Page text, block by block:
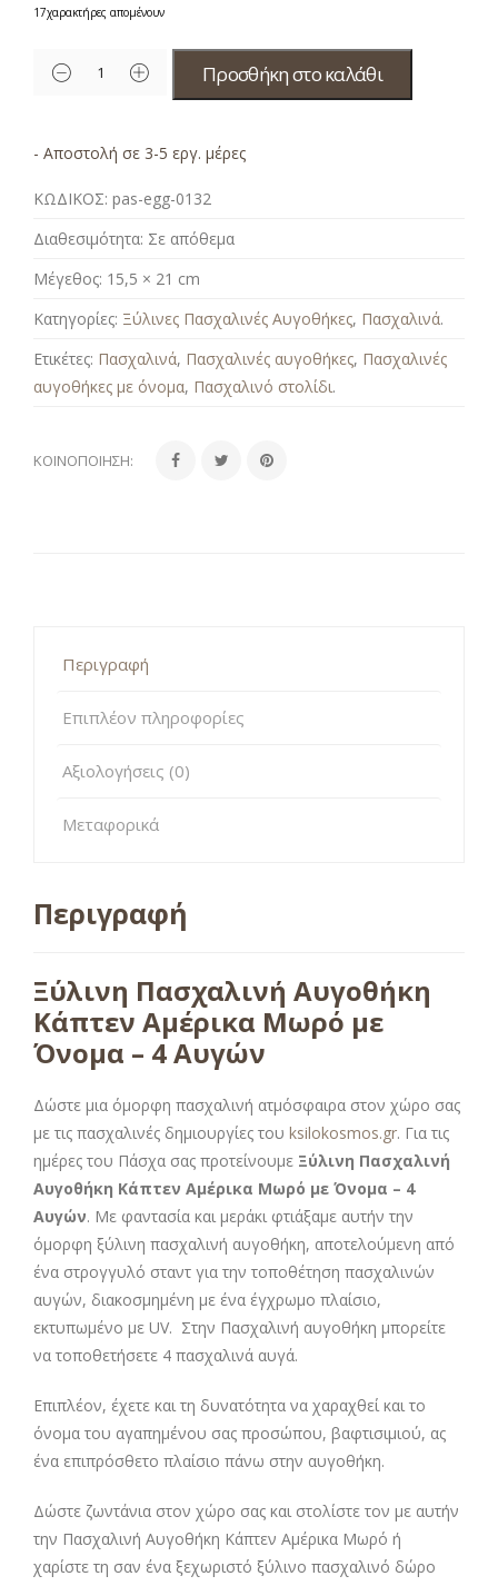
17χαρακτήρες απομένουν
Προσθήκη στο καλάθι
- Αποστολή σε 3-5 εργ. μέρες
ΚΩΔΙΚΟΣ: pas-egg-0132
Διαθεσιμότητα: Σε απόθεμα
Μέγεθος: 15,5 × 21 cm
Κατηγορίες: Ξύλινες Πασχαλινές Αυγοθήκες, Πασχαλινά.
Ετικέτες: Πασχαλινά, Πασχαλινές αυγοθήκες, Πασχαλινές
αυγοθήκες με όνομα, Πασχαλινό στολίδι.
ΚΟΙΝΟΠΟΊΗΣΗ:
Περιγραφή
Επιπλέον πληροφορίες
Αξιολογήσεις (0)
Μεταφορικά
Περιγραφή
Ξύλινη Πασχαλινή Αυγοθήκη
Κάπτεν Αμέρικα Μωρό με
Όνομα – 4 Αυγών
Δώστε μια όμορφη πασχαλινή ατμόσφαιρα στον χώρο σας
με τις πασχαλινές δημιουργίες του ksilokosmos.gr. Για τις
ημέρες του Πάσχα σας προτείνουμε Ξύλινη Πασχαλινή
Αυγοθήκη Κάπτεν Αμέρικα Μωρό με Όνομα – 4
Αυγών. Με φαντασία και μεράκι φτιάξαμε αυτήν την
όμορφη ξύλινη πασχαλινή αυγοθήκη, αποτελούμενη από
ένα στρογγυλό σταντ για την τοποθέτηση πασχαλινών
αυγών, διακοσμημένη με ένα έγχρωμο πλαίσιο,
εκτυπωμένο με UV. Στην Πασχαλινή αυγοθήκη μπορείτε
να τοποθετήσετε 4 πασχαλινά αυγά.
Επιπλέον, έχετε και τη δυνατότητα να χαραχθεί και το
όνομα του αγαπημένου σας προσώπου, βαφτισιμιού, ας
ένα επιπρόσθετο πλαίσιο πάνω στην αυγοθήκη.
Δώστε ζωντάνια στον χώρο σας και στολίστε τον με αυτήν
την Πασχαλινή Αυγοθήκη Κάπτεν Αμέρικα Μωρό ή
χαρίστε τη σαν ένα ξεχωριστό ξύλινο πασχαλινό δώρο